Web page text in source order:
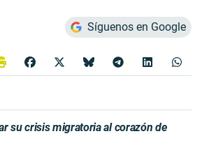
Síguenos en Google
su crisis migratoria al corazón de